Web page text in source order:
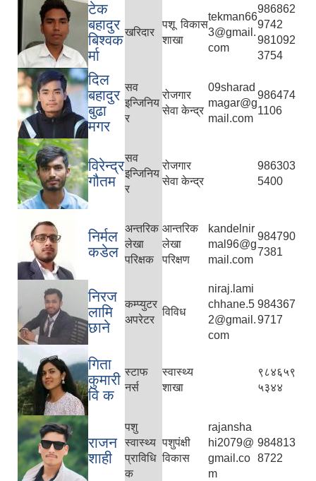
टेक
बहादुर
बिश्वक
र्मा
खरिदार
पशू विकास
शाखा
tekman66
3@gmail.
com
986862
9742
981092
3754
दिल
बहादुर
बुढा
मगर
सव
इन्जिनिय
र
रोजगार
सेवा केन्द्र
09sharad
magar@g
mail.com
986474
1106
विरेन्द्र
गौतम
सव
इन्जिनिय
र
रोजगार
सेवा केन्द्र
986303
5400
निर्मल
कडेल
अन्तरिक
लेखा
परिक्षक
आन्तरिक
लेखा
परिक्षण
kandelnir
mal96@g
mail.com
984790
7381
निरज
लामि
छाने
कम्प्युटर
अपरेटर
विविध
niraj.lami
chhane.5
2@gmail.
com
984367
9717
गिता
कुमारी
वि क
स्टाफ
नर्स
स्वास्थ्य
शाखा
९८४६५९
५३४४
राजन
शाही
पशु
स्वास्थ्य
प्राविधि
क
पशुपंक्षी
विकास
rajansha
hi2079@
gmail.co
m
984813
8722